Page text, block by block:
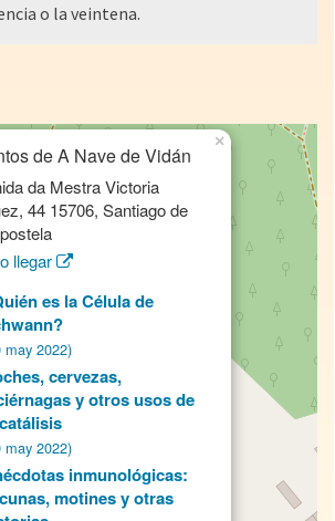
o la veintena.
de A Nave de Vidán
da Mestra Victoria
44 15706, Santiago de
llegar
es la Célula de
may 2022)
cervezas,
y otros usos de
may 2022)
inmunológicas:
motines y otras
×